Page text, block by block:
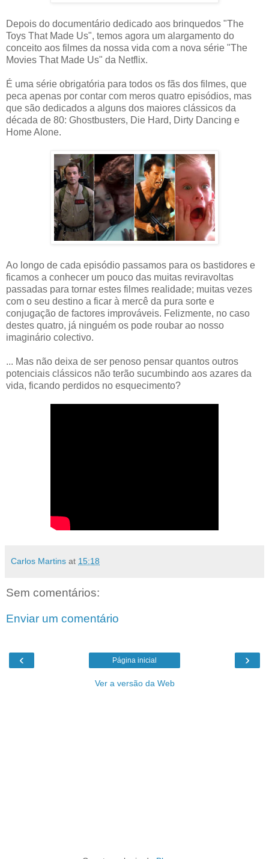
Depois do documentário dedicado aos brinquedos "The
Toys That Made Us", temos agora um alargamento do
conceito aos filmes da nossa vida com a nova série "The
Movies That Made Us" da Netflix.
É uma série obrigatória para todos os fãs dos filmes, que
peca apenas por contar com meros quatro episódios, mas
que são dedicados a alguns dos maiores clássicos da
década de 80: Ghostbusters, Die Hard, Dirty Dancing e
Home Alone.
Ao longo de cada episódio passamos para os bastidores e
ficamos a conhecer um pouco das muitas reviravoltas
passadas para tornar estes filmes realidade; muitas vezes
com o seu destino a ficar à mercê da pura sorte e
conjugação de factores improváveis. Felizmente, no caso
destes quatro, já ninguém os pode roubar ao nosso
imaginário colectivo.
... Mas não deixa de ser penoso pensar quantos outros
potenciais clássicos não terão sucumbindo aos azares da
vida, ficando perdidos no esquecimento?
Carlos Martins at 15:18
Sem comentários:
Enviar um comentário
‹ ›
Página inicial
Ver a versão da Web